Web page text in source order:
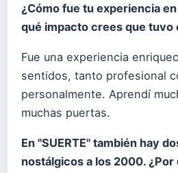
¿Cómo fue tu experiencia
qué impacto crees que tuvo
Fue una experiencia
sentidos, tanto profesional
personalmente. Aprendí
muchas puertas.
En "SUERTE" también hay
nostálgicos a los 2000. ¿Por